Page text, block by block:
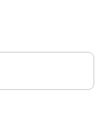
Mines.